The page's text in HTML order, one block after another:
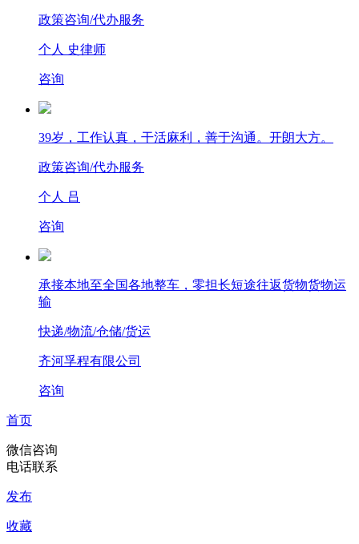
政策咨询/代办服务
个人 史律师
咨询
39岁，工作认真，干活麻利，善于沟通。开朗大方。
政策咨询/代办服务
个人 吕
咨询
承接本地至全国各地整车，零担长短途往返货物货物运
输
快递/物流/仓储/货运
齐河孚程有限公司
咨询
首页
微信咨询
电话联系
发布
收藏